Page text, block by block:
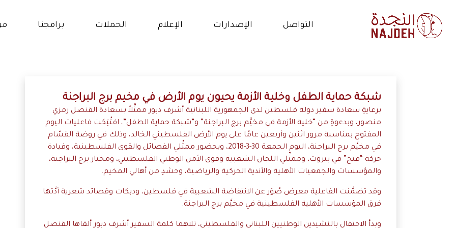
التواصل
التطوع
الإصدارات الإعلام
المقالات
البيانات
الحملات برامجنا
برنامج التمكين الإقتصادي
والإجتماعي
برنامج التعلم والتعليم
شبكة حماية الطفل وخلية الأزمة يحيون يوم الأرض في مخيم برج البراجنة
برعايةِ سعادة سفير دولة فلسطين لدى الجمهورية اللبنانية أشرف دبور ممثَّلاً بسعادة القنصل رمزي
منصور، وبدعوةٍ من “خلية الأزمة في مخيَّم برج البراجنة” و”شبكة حماية الطفل”، افتُتِحَت فاعليات اليوم
المفتوح بمناسبة مرور اثنين وأربعين عامًا على يوم الأرض الفلسطيني الخالد، وذلك في روضة القسّام
في مخيَّم برج البراجنة، اليوم الجمعة 30-3-2018، وبحضور ممثِّلي الفصائل والقوى الفلسطينية، وقيادة
حركة “فتح” في بيروت، وممثِّلي اللجان الشعبية وقوى الأمن الوطني الفلسطيني، ومختار برج البراجنة،
والمؤسسات والجمعيات الأهلية والأندية الحركية والرياضية، وحشدٍ من أهالي المخيم.
وقد تضمَّنت الفاعلية معرض صُوَر عن الانتفاضة الشعبية في فلسطين، ودبكات وقصائد شعرية أدَّتها
فرق المؤسسات الأهلية الفلسطينية في مخيَّم برج البراجنة.
وبدأ الاحتفال بالنشيدين الوطنيين اللبناني والفلسطيني، تلاهما كلمة السفير أشرف دبور ألقاها القنصل